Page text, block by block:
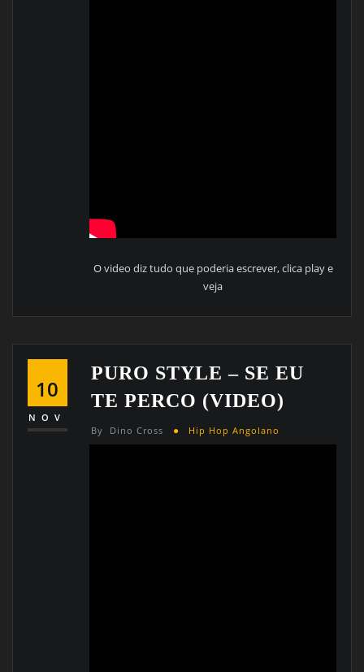
O video diz tudo que poderia escrever, clica play e
veja
10
NOV
PURO STYLE – SE EU
TE PERCO (VIDEO)
By Dino Cross Hip Hop Angolano